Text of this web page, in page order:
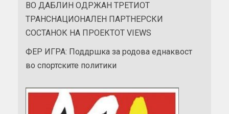
ВО ДАБЛИН ОДРЖАН ТРЕТИОТ
ТРАНСНАЦИОНАЛЕН ПАРТНЕРСКИ
СОСТАНОК НА ПРОЕКТОТ VIEWS
ФЕР ИГРА: Поддршка за родова еднаквост
во спортските политики